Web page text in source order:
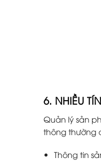
6. NHIỀU
Quản lý sản
thông thường
Thông tin